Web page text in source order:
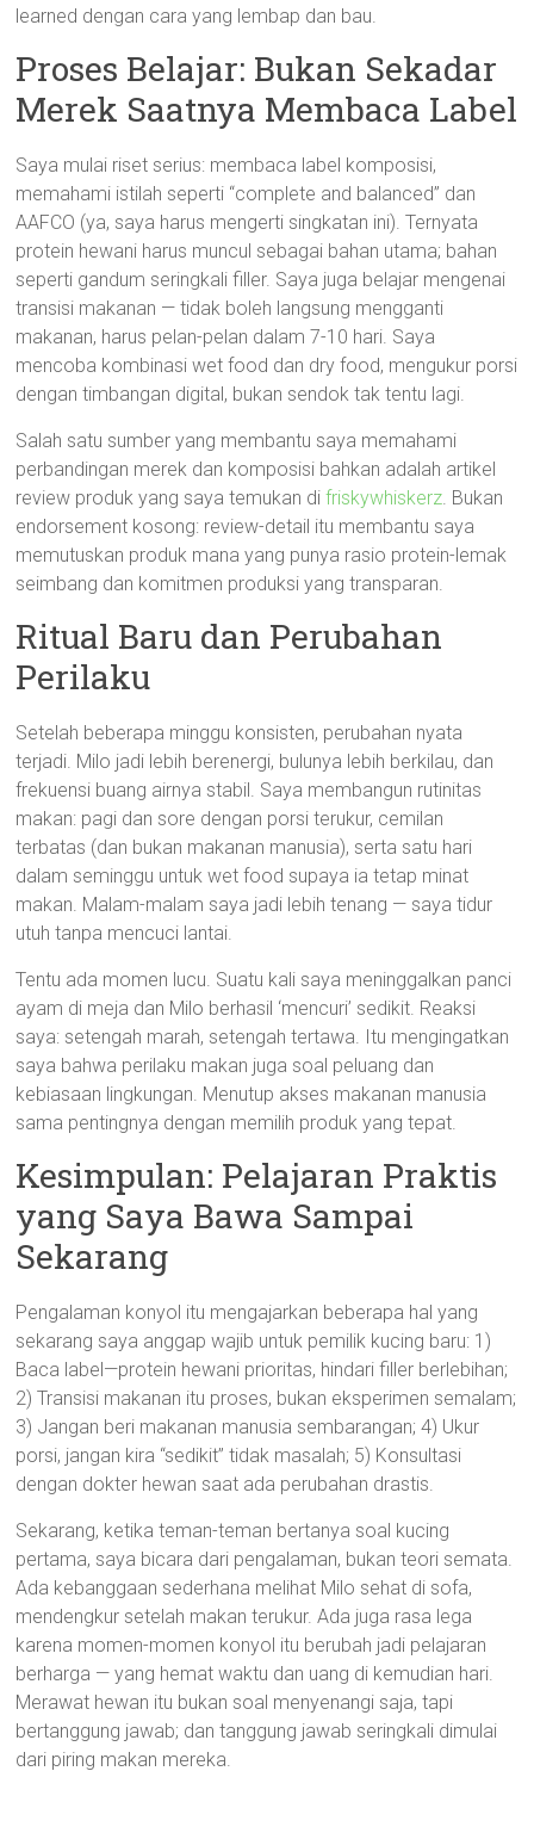
learned dengan cara yang lembap dan bau.
Proses Belajar: Bukan Sekadar
Merek Saatnya Membaca Label
Saya mulai riset serius: membaca label komposisi,
memahami istilah seperti “complete and balanced” dan
AAFCO (ya, saya harus mengerti singkatan ini). Ternyata
protein hewani harus muncul sebagai bahan utama; bahan
seperti gandum seringkali filler. Saya juga belajar mengenai
transisi makanan — tidak boleh langsung mengganti
makanan, harus pelan-pelan dalam 7-10 hari. Saya
mencoba kombinasi wet food dan dry food, mengukur porsi
dengan timbangan digital, bukan sendok tak tentu lagi.
Salah satu sumber yang membantu saya memahami
perbandingan merek dan komposisi bahkan adalah artikel
review produk yang saya temukan difriskywhiskerz. Bukan
endorsement kosong: review-detail itu membantu saya
memutuskan produk mana yang punya rasio protein-lemak
seimbang dan komitmen produksi yang transparan.
Ritual Baru dan Perubahan
Perilaku
Setelah beberapa minggu konsisten, perubahan nyata
terjadi. Milo jadi lebih berenergi, bulunya lebih berkilau, dan
frekuensi buang airnya stabil. Saya membangun rutinitas
makan: pagi dan sore dengan porsi terukur, cemilan
terbatas (dan bukan makanan manusia), serta satu hari
dalam seminggu untuk wet food supaya ia tetap minat
makan. Malam-malam saya jadi lebih tenang — saya tidur
utuh tanpa mencuci lantai.
Tentu ada momen lucu. Suatu kali saya meninggalkan panci
ayam di meja dan Milo berhasil ‘mencuri’ sedikit. Reaksi
saya: setengah marah, setengah tertawa. Itu mengingatkan
saya bahwa perilaku makan juga soal peluang dan
kebiasaan lingkungan. Menutup akses makanan manusia
sama pentingnya dengan memilih produk yang tepat.
Kesimpulan: Pelajaran Praktis
yang Saya Bawa Sampai
Sekarang
Pengalaman konyol itu mengajarkan beberapa hal yang
sekarang saya anggap wajib untuk pemilik kucing baru: 1)
Baca label—protein hewani prioritas, hindari filler berlebihan;
2) Transisi makanan itu proses, bukan eksperimen semalam;
3) Jangan beri makanan manusia sembarangan; 4) Ukur
porsi, jangan kira “sedikit” tidak masalah; 5) Konsultasi
dengan dokter hewan saat ada perubahan drastis.
Sekarang, ketika teman-teman bertanya soal kucing
pertama, saya bicara dari pengalaman, bukan teori semata.
Ada kebanggaan sederhana melihat Milo sehat di sofa,
mendengkur setelah makan terukur. Ada juga rasa lega
karena momen-momen konyol itu berubah jadi pelajaran
berharga — yang hemat waktu dan uang di kemudian hari.
Merawat hewan itu bukan soal menyenangi saja, tapi
bertanggung jawab; dan tanggung jawab seringkali dimulai
dari piring makan mereka.